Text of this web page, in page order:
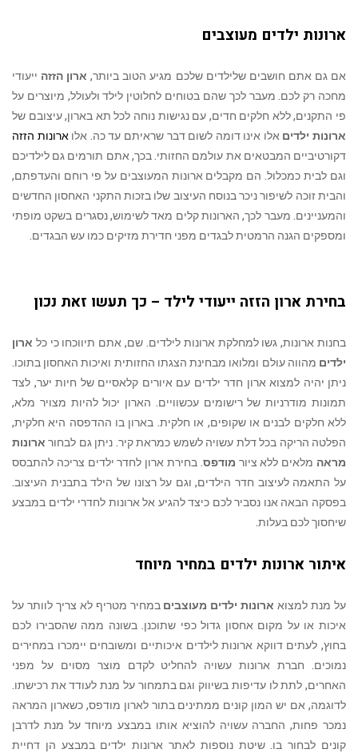
ארונות ילדים מעוצבים
אם גם אתם חושבים שלילדים שלכם מגיע הטוב ביותר, ארון הזזה ייעודי
מחכה רק לכם. מעבר לכך שהם בטוחים לחלוטין לילד ולעולל, מיוצרים על
פי התקנים, ללא חלקים חדים, עם נגישות נוחה לכל תא בארון, עיצובם של
ארונות ילדים אלו אינו דומה לשום דבר שראיתם עד כה. אלוארונות הזזה
דקורטיביים המבטאים את עולמם החזותי. בכך, אתם תורמים גם לילדיכם
וגם לבית כמכלול. הם מקבלים ארונות המעוצבים על פי רוחם והעדפתם,
והבית זוכה לשיפור ניכר בנוסח העיצוב שלו בזכות התקני האחסון החדשים
והמעניינים. מעבר לכך, הארונות קלים מאד לשימוש, נסגרים בשקט מופתי
ומספקים הגנה הרמטית לבגדים מפני חדירת מזיקים כמו עש הבגדים.
בחירת ארון הזזה ייעודי לילד – כך תעשו זאת נכון
בחנות ארונות, גשו למחלקת ארונות לילדים. שם, אתם תיווכחו כי כל ארון
ילדים מהווה עולם ומלואו מבחינת הצגתו החזותית ואיכות האחסון בתוכו.
ניתן יהיה למצוא ארון חדר ילדים עם איורים קלאסיים של חיות יער, לצד
תמונות מודרניות של רישומים עכשוויים. הארון יכול להיות מצויר מלא,
ללא חלקים לבנים או שקופים, או חלקית. בארון בו ההדפסה היא חלקית,
הפלטה הריקה בכל דלת עשויה לשמש כמראת קיר. ניתן גם לבחור ארונות
מראה מלאים ללא ציור מודפס . בחירת ארון לחדר ילדים צריכה להתבסס
על התאמה לעיצוב חדר הילדים, וגם על רצונו של הילד בתבנית העיצוב.
בפסקה הבאה אנו נסביר לכם כיצד להגיע אל ארונות לחדרי ילדים במבצע
שיחסוך לכם בעלות.
איתור ארונות ילדים במחיר מיוחד
על מנת למצוא ארונות ילדים מעוצבים במחיר מטריף לא צריך לוותר על
איכות או על מקום אחסון גדול כפי שתוכנן. בשונה ממה שהסבירו לכם
בחוץ, לעתים דווקא ארונות לילדים איכותיים ומשובחים יימכרו במחירים
נמוכים. חברת ארונות עשויה להחליט לקדם מוצר מסוים על מפני
האחרים, לתת לו עדיפות בשיווק וגם בתמחור על מנת לעודד את רכישתו.
לדוגמה, אם יש המון קונים ממתינים בתור לארון מודפס, כשארון המראה
נמכר פחות, החברה עשויה להוציא אותו במבצע מיוחד על מנת לדרבן
קונים לבחור בו. שיטת נוספות לאתר ארונות ילדים במבצע הן דחיית